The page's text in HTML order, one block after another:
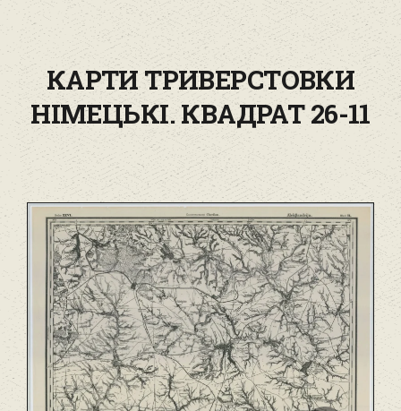
КАРТИ ТРИВЕРСТОВКИ
НІМЕЦЬКІ. КВАДРАТ 26-11